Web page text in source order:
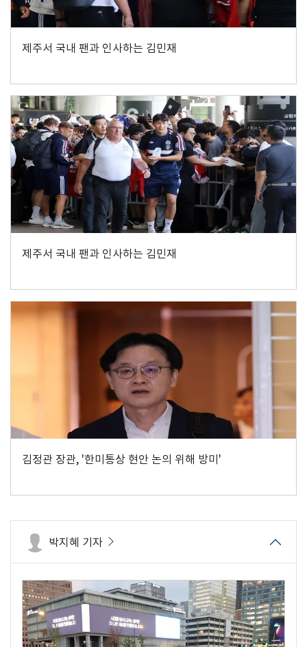
제주서 국내 팬과 인사하는 김민재
제주서 국내 팬과 인사하는 김민재
김정관 장관, '한미통상 현안 논의 위해 방미'
박지혜 기자